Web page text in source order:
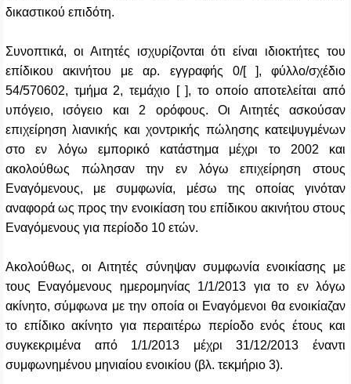
δικαστικού επιδότη.
Συνοπτικά, οι Αιτητές ισχυρίζονται ότι είναι ιδιοκτήτες του
επίδικου ακινήτου με αρ. εγγραφής 0/[ ], φύλλο/σχέδιο
54/570602, τμήμα 2, τεμάχιο [ ], το οποίο αποτελείται από
υπόγειο, ισόγειο και 2 ορόφους. Οι Αιτητές ασκούσαν
επιχείρηση λιανικής και χοντρικής πώλησης κατεψυγμένων
στο εν λόγω εμπορικό κατάστημα μέχρι το 2002 και
ακολούθως πώλησαν την εν λόγω επιχείρηση στους
Εναγόμενους, με συμφωνία, μέσω της οποίας γινόταν
αναφορά ως προς την ενοικίαση του επίδικου ακινήτου στους
Εναγόμενους για περίοδο 10 ετών.
Ακολούθως, οι Αιτητές σύνηψαν συμφωνία ενοικίασης με
τους Εναγόμενους ημερομηνίας 1/1/2013 για το εν λόγω
ακίνητο, σύμφωνα με την οποία οι Εναγόμενοι θα ενοικίαζαν
το επίδικο ακίνητο για περαιτέρω περίοδο ενός έτους και
συγκεκριμένα από 1/1/2013 μέχρι 31/12/2013 έναντι
συμφωνημένου μηνιαίου ενοικίου (βλ. τεκμήριο 3).